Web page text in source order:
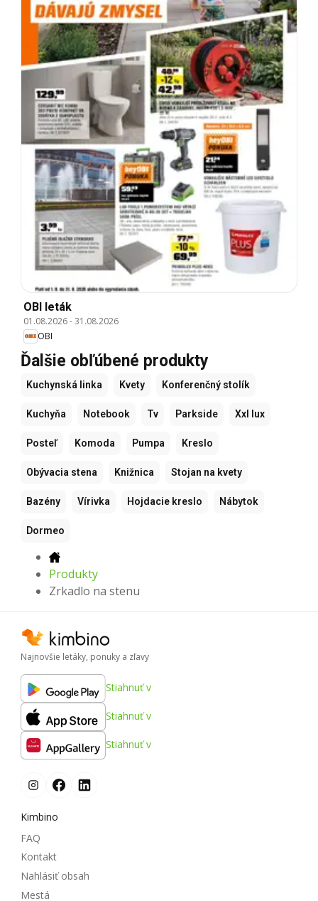
OBI leták
01.08.2026-31.08.2026
OBI
Ďalšie obľúbené produkty
Kuchynská linka Kvety Konferenčný stolík
Kuchyňa Notebook Tv Parkside Xxl lux
Posteľ Komoda Pumpa Kreslo
Obývacia stena Knižnica Stojan na kvety
Bazény Vírivka Hojdacie kreslo Nábytok
Dormeo
Produkty
Zrkadlo na stenu
Najnovšie letáky, ponuky a zľavy
Stiahnuť v
Stiahnuť v
Stiahnuť v
Kimbino
FAQ
Kontakt
Nahlásiť obsah
Mestá